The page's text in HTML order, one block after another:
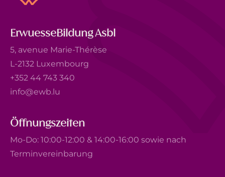
ErwuesseBildung Asbl
5, avenue Marie-Thérèse
L-2132 Luxembourg
+352 44 743 340
info@ewb.lu
Öffnungszeiten
Mo-Do: 10:00-12:00 & 14:00-16:00 sowie nach
Terminvereinbarung